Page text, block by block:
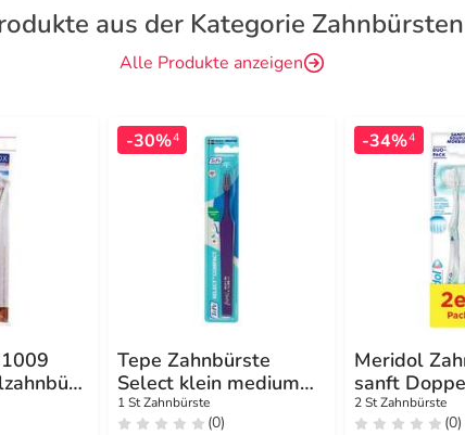
aus der Kategorie Zahnbürsten
Alle Produkte anzeigen
B.
-30%4
Tepe Zahnbürste
Select klein medium
Blister
1 St Zahnbürste
(0)
-34%4
Meridol
sanft
2 St Zahnbürste
(0)